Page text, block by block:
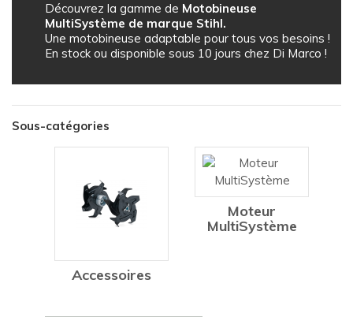
Découvrez la gamme de Motobineuse
MultiSystème de marque Stihl.
Une motobineuse adaptable pour tous vos besoins !
En stock ou disponible sous 10 jours chez Di Marco !
Sous-catégories
Accessoires
Moteur
MultiSystème